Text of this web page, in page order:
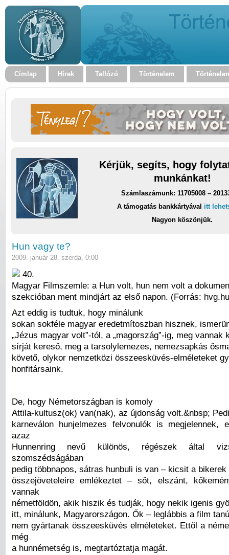
Címlap Hírek Tallózó Történelem
Kérjük, segíts, hogy
munkánkat!
Számlaszámunk: 11705008 –
A támogatás bankkártyával itt
Nagyon köszönjük.
Hun vagy te?
2009. január 28. szerda, 0:00
40.
Magyar Filmszemle: a Hun volt, hun nem volt a
szekcióban ment mindjárt az első napon. (Forrás:
Azt eddig is tudtuk, hogy minálunk
sokan sokféle magyar eredetmítoszban hisznek,
„Jézus magyar volt”-tól, a „magország”-ig, meg vannak
sírját kereső, meg a tarsolylemezes, nemezsapkás
követő, olykor nemzetközi összeesküvés-elméleteket
honfitársaink.
De, hogy Németországban is komoly
Attila-kultusz(ok) van(nak), az újdonság volt.&nbsp;
karneválon hunjelmezes felvonulók is megjelennek,
azaz
Hunnenring nevű különös, régészek által
szomszédságában
pedig többnapos, sátras hunbuli is van – kicsit a bikerek
összejöveteleire emlékeztet – sőt, elszánt,
vannak
németföldön, akik hiszik és tudják, hogy nekik igenis
itt, minálunk, Magyarországon. Ők – leglábbis a film
nem gyártanak összeesküvés elméleteket. Ettől a
még
a hunnémetség is, megtartóztatja magát.